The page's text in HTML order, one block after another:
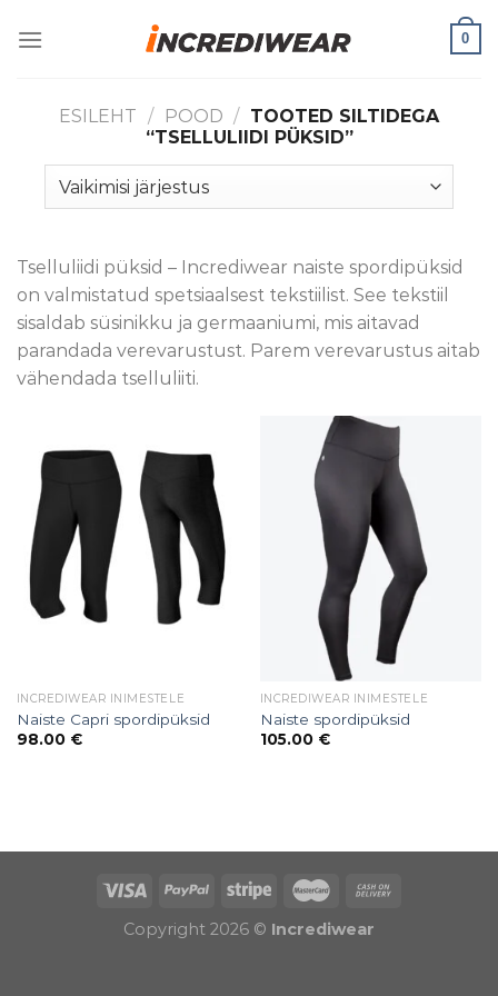
0
ESILEHT / POOD / TOOTED SILTIDEGA
“TSELLULIIDI PÜKSID”
Tselluliidi püksid – Incrediwear naiste spordipüksid
on valmistatud spetsiaalsest tekstiilist. See tekstiil
sisaldab süsinikku ja germaaniumi, mis aitavad
parandada verevarustust. Parem verevarustus aitab
vähendada tselluliiti.
INCREDIWEAR INIMESTELE
Naiste Capri spordipüksid
98.00 €
INCREDIWEAR INIMESTELE
Naiste spordipüksid
105.00 €
Copyright 2026 © Incrediwear